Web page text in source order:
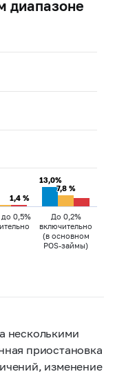
диапазоне
13,0%
13,0%
7,8 %
7,8 %
1,4 %
1,4 %
до 0,5%
До 0,2%
включительно
(в основном
POS-займы)
несколькими
приостановка
изменение